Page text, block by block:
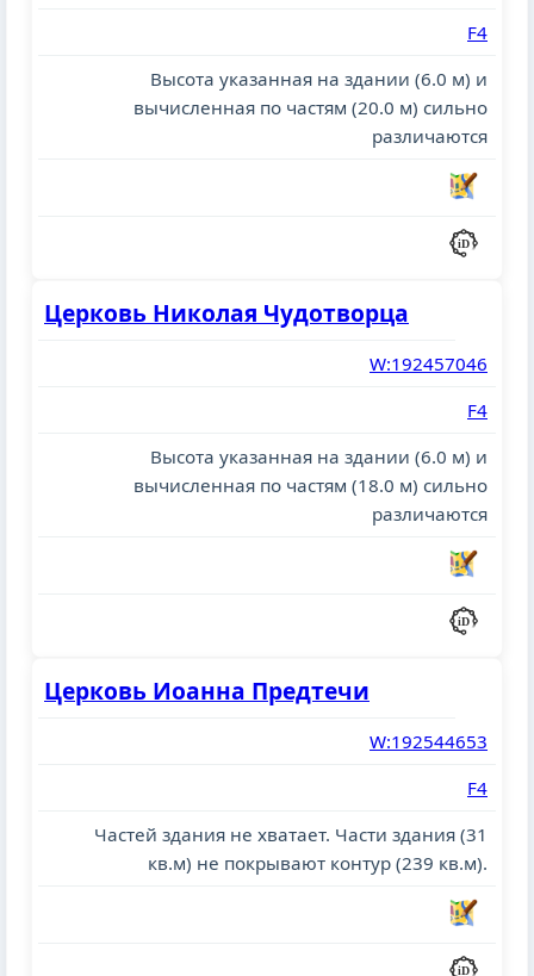
F4
Высота указанная на здании (6.0 м) и
вычисленная по частям (20.0 м) сильно
различаются
Церковь Николая Чудотворца
W:192457046
F4
Высота указанная на здании (6.0 м) и
вычисленная по частям (18.0 м) сильно
различаются
Церковь Иоанна Предтечи
W:192544653
F4
Частей здания не хватает. Части здания (31
кв.м) не покрывают контур (239 кв.м).